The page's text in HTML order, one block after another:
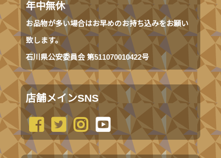
年中無休
お品物が多い場合はお早めのお持ち込みをお願い
致します。
石川県公安委員会 第511070010422号
店舗メインSNS